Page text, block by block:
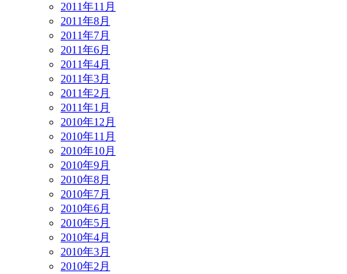
2011年11月
2011年8月
2011年7月
2011年6月
2011年4月
2011年3月
2011年2月
2011年1月
2010年12月
2010年11月
2010年10月
2010年9月
2010年8月
2010年7月
2010年6月
2010年5月
2010年4月
2010年3月
2010年2月